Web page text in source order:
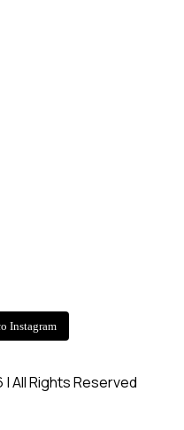
Instagram
All Rights Reserved